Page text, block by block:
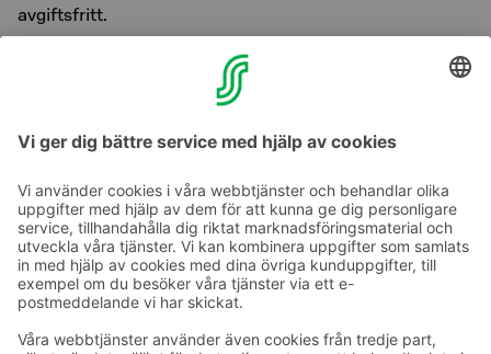
avgiftsfritt.
På Original Sokos Hotel Vaakuna i Tavastehus finns
laddningsplatser som är tillgängliga för våra gäster
ABC-laddningstjänster
Ta kontakt
Kontaktuppgifter till hotellen
Feedback